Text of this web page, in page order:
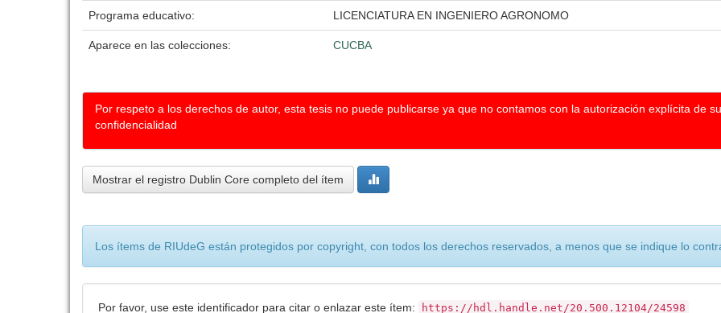
Programa educativo: LICENCIATURA EN INGENIERO AGRONOMO
Aparece en las colecciones: CUCBA
Por respeto a los derechos de autor, esta tesis no puede publicarse ya que no contamos con la autorización explícita de
confidencialidad
Mostrar el registro Dublin Core completo del ítem
Los ítems de RIUdeG están protegidos por copyright, con todos los derechos reservados, a menos que se indique lo
Por favor, use este identificador para citar o enlazar este ítem: https://hdl.handle.net/20.500.12104/24598